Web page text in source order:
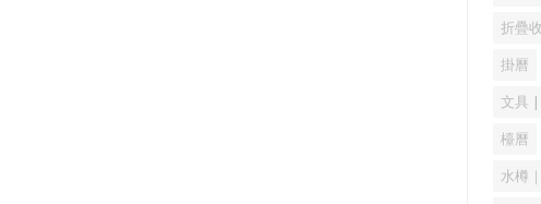
折疊
掛曆
文具 |
檯曆
水樽